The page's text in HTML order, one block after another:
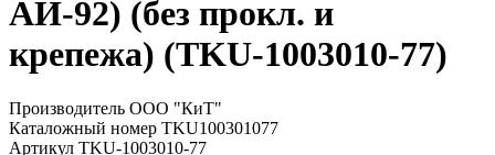
АИ-92) (без прокл. и
крепежа) (TKU-1003010-77)
Производитель ООО "КиТ"
Каталожный номер TKU100301077
Артикул TKU-1003010-77